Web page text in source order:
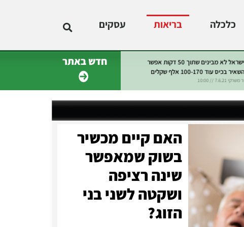
כלכלה בריאות עסקים
בלי "יקר לי" ובלי להתחנן ללקוח שיקנה -
ככה מעלים את המכירות ב-600%!
עידן דנש 17.5.21 // 18:15
הישראלים שמנצלים את האינטרנט כמו
דירה שמכניסה להם משכורת חודשית
חדש באתר
האם קיים מכשיר
בשוק שמאפשר
שינה רציפה
ושקטה לשני בני
הזוג?